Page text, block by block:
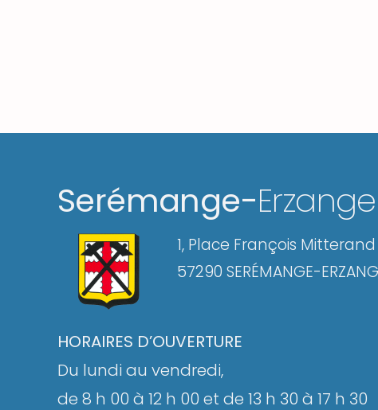
Serémange-Erzange
1, Place François Mitterand
57290 SERÉMANGE-
HORAIRES D’OUVERTURE
Du lundi au vendredi,
de 8 h 00 à 12 h 00 et de 13 h 30 à 17 h 30